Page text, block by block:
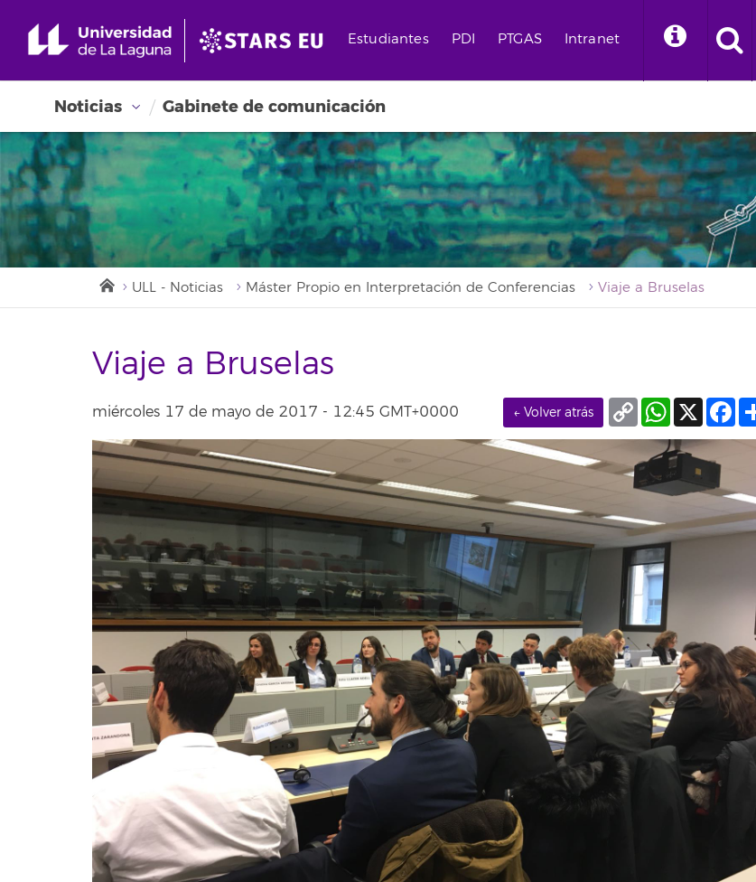
Estudiantes PDI PTGAS Intranet
Noticias Gabinete de comunicación
ULL - Noticias Máster Propio en Interpretación de Conferencias Viaje a Bruselas
Viaje a Bruselas
miércoles 17 de mayo de 2017 - 12:45 GMT+0000 ← Volver atrás X
WhatsApp
Copy
Link